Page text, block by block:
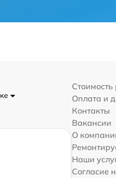
Стоимость
Оплата и
Контакты
Вакансии
О
Наши
Согласие